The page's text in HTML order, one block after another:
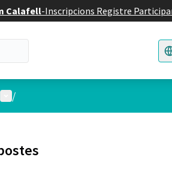
Calafell-Inscripcions Registre
Menú d'usuari
/